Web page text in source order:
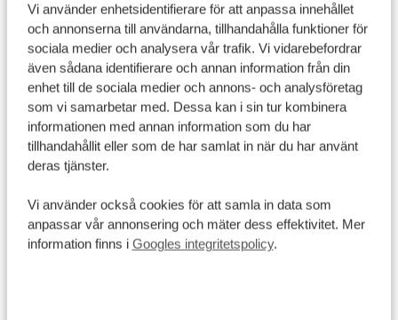
Vi använder enhetsidentifierare för att anpassa innehållet
och annonserna till användarna, tillhandahålla funktioner för
sociala medier och analysera vår trafik. Vi vidarebefordrar
även sådana identifierare och annan information från din
enhet till de sociala medier och annons- och analysföretag
som vi samarbetar med. Dessa kan i sin tur kombinera
informationen med annan information som du har
tillhandahållit eller som de har samlat in när du har använt
deras tjänster.
Vi använder också cookies för att samla in data som
anpassar vår annonsering och mäter dess effektivitet. Mer
information finns i Googles integritetspolicy.
Sommaren är perfekt för sol och strandliv, medan
vintern bjuder på en lugnare atmosfär med färre
besökare. Den enda nackdelen under vintern är att
linbanan till Taffelbergets topp håller stängt i ungefär
6–7 veckor för underhåll.
Planerar du att resa ijanuari? Se då till att uppleva
Kapstadens minstrelkarneval, Kaapse Klopse, som äger
fyller gatorna med musik, sång och dans, då tusentals
deltagare i glittrande dräkter och med färgglada